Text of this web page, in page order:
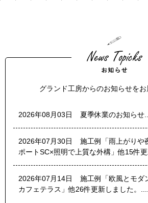
グランド工房からのお知らせをお
2026年08月03日 夏季休業のお知らせ
2026年07月30日
施工例「雨上がりや
ポートSC×照明で上質な外構」他15件
2026年07月14日
施工例「欧風とモダ
カフェテラス」他26件更新しました。